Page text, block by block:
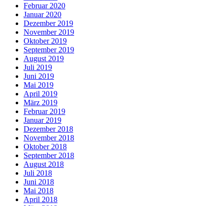
Februar 2020
Januar 2020
Dezember 2019
November 2019
Oktober 2019
September 2019
August 2019
Juli 2019
Juni 2019
Mai 2019
April 2019
März 2019
Februar 2019
Januar 2019
Dezember 2018
November 2018
Oktober 2018
September 2018
August 2018
Juli 2018
Juni 2018
Mai 2018
April 2018